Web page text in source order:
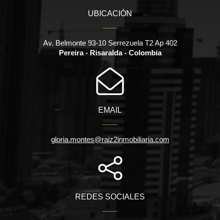
UBICACIÓN
Av. Belmonte 93-10 Serrezuela T2 Ap 402
Pereira - Risaralda - Colombia
EMAIL
gloria.montes@raiz2inmobiliaria.com
REDES SOCIALES